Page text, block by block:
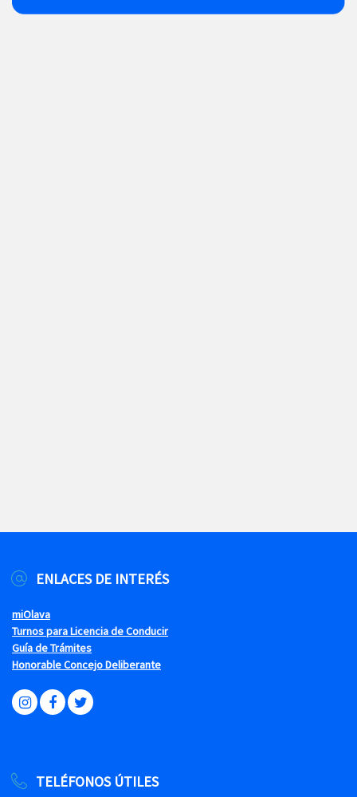
ENLACES DE INTERÉS
miOlava
Turnos para Licencia de Conducir
Guía de Trámites
Honorable Concejo Deliberante
TELÉFONOS ÚTILES